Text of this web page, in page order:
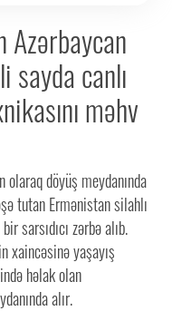
Azərbaycan
sayda canlı
məhv
döyüş meydanında
tutan Ermənistan silahlı
sarsıdıcı zərbə alıb.
xaincəsinə yaşayış
həlak olan
alır.